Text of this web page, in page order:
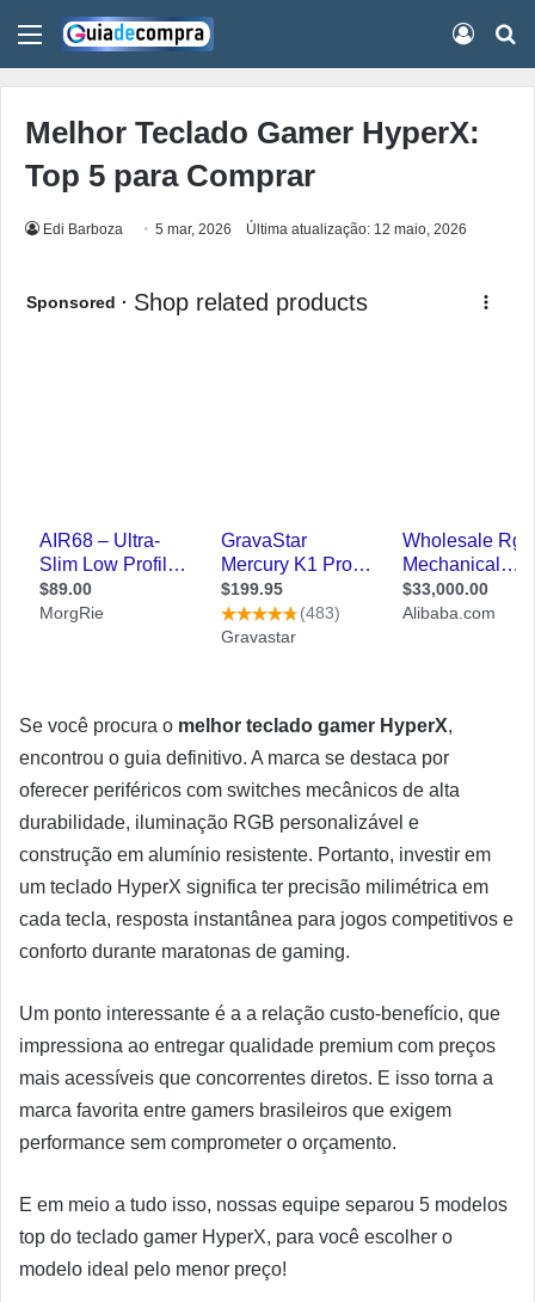
Menu
Melhor Teclado Gamer HyperX:
Top 5 para Comprar
Edi Barboza 5 mar, 2026 Última atualização: 12 maio, 2026
Se você procura o melhor teclado gamer HyperX,
encontrou o guia definitivo. A marca se destaca por
oferecer periféricos com switches mecânicos de alta
durabilidade, iluminação RGB personalizável e
construção em alumínio resistente. Portanto, investir em
um teclado HyperX significa ter precisão milimétrica em
cada tecla, resposta instantânea para jogos competitivos e
conforto durante maratonas de gaming.
Um ponto interessante é a a relação custo-benefício, que
impressiona ao entregar qualidade premium com preços
mais acessíveis que concorrentes diretos. E isso torna a
marca favorita entre gamers brasileiros que exigem
performance sem comprometer o orçamento.
E em meio a tudo isso, nossas equipe separou 5 modelos
top do teclado gamer HyperX, para você escolher o
modelo ideal pelo menor preço!